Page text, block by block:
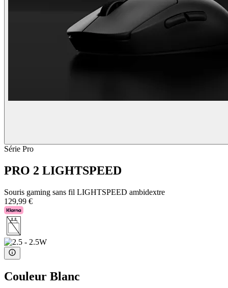
Série Pro
PRO 2 LIGHTSPEED
Souris gaming sans fil LIGHTSPEED ambidextre
129,99 €
Couleur Blanc